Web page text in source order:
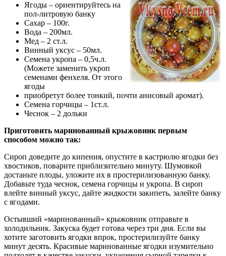
Ягоды – ориентируйтесь на
пол-литровую банку
Сахар – 100г.
Вода – 200мл.
Мед – 2 ст.л.
Винный уксус – 50мл.
Семена укропа – 0,5ч.л.
(Можете заменить укроп
семенами фенхеля. От этого
ягоды
приобретут более тонкий, почти анисовый аромат).
Семена горчицы – 1ст.л.
Чеснок – 2 дольки
Приготовить маринованный крыжовник первым
способом можно так:
Сироп доведите до кипения, опустите в кастрюлю ягодки без
хвостиков, поварите приблизительно минуту. Шумовкой
достаньте плоды, уложите их в простерилизованную банку.
Добавьте туда чеснок, семена горчицы и укропа. В сироп
влейте винный уксус, дайте жидкости закипеть, залейте банку
с ягодами.
Остывший «маринованный» крыжовник отправьте в
холодильник. Закуска будет готова через три дня. Если вы
хотите заготовить ягодки впрок, простерилизуйте банку
минут десять. Красивые маринованные ягодки изумительно